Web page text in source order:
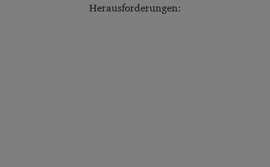
Herausforderungen: